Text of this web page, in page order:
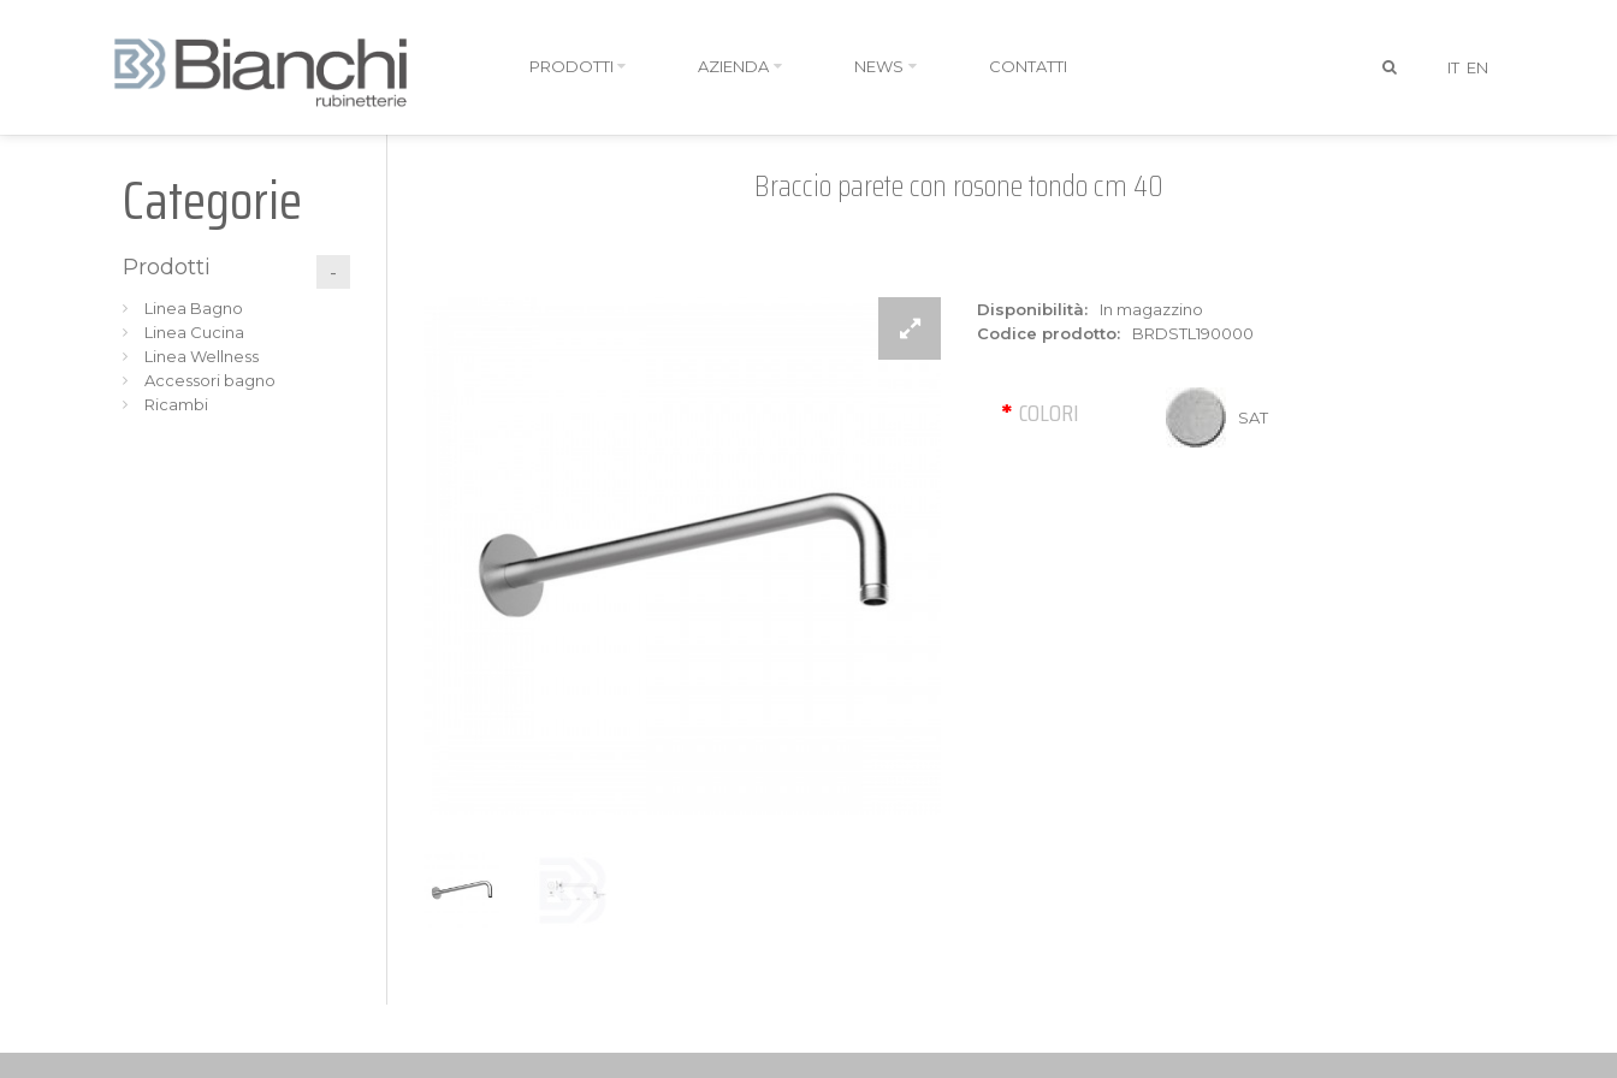
PRODOTTI AZIENDA NEWS CONTATTI IT EN
Braccio parete con rosone tondo cm 40
Disponibilità:
In magazzino
Codice prodotto:
BRDSTL190000
COLORI SAT
Categorie
Prodotti
Linea Bagno
Linea Cucina
Linea Wellness
Accessori bagno
Ricambi